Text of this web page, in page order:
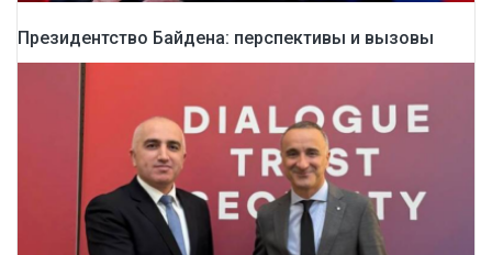
Президентство Байдена: перспективы и вызовы